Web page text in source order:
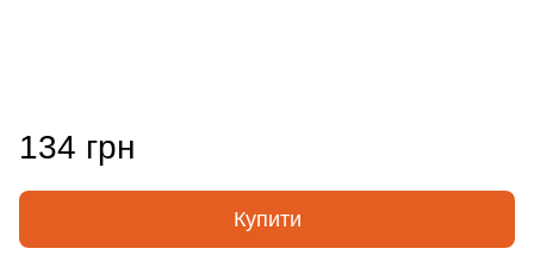
134 грн
Купити